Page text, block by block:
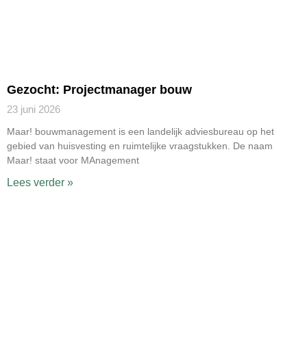
Gezocht: Projectmanager bouw
23 juni 2026
Maar! bouwmanagement is een landelijk adviesbureau op het
gebied van huisvesting en ruimtelijke vraagstukken. De naam
Maar! staat voor MAnagement
Lees verder »